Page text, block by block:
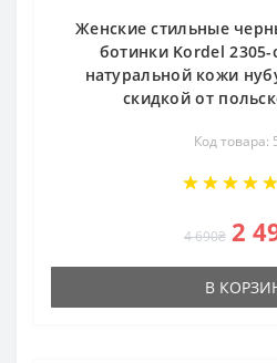
Женские стильные
ботинки Kordel 2305-
натуральной кожи
скидкой от
Код товара:
4 690₴ 2
В